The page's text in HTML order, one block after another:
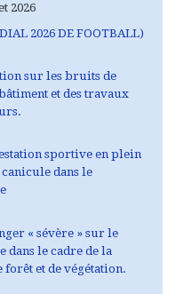
2026
2026 DE FOOTBALL)
sur les bruits de
et des travaux
sportive en plein
dans le
« sévère » sur le
dans le cadre de la
et de végétation.